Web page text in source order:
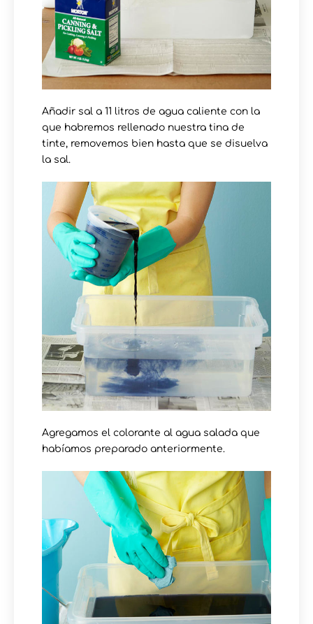
Añadir sal a 11 litros de agua caliente con la
que habremos rellenado nuestra tina de
tinte, removemos bien hasta que se disuelva
la sal.
Agregamos el colorante al agua salada que
habíamos preparado anteriormente.